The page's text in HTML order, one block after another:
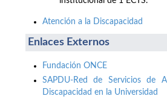
Atención a la Discapacidad
Enlaces Externos
Fundación ONCE
SAPDU-Red de Servicios de
Discapacidad en la Universidad